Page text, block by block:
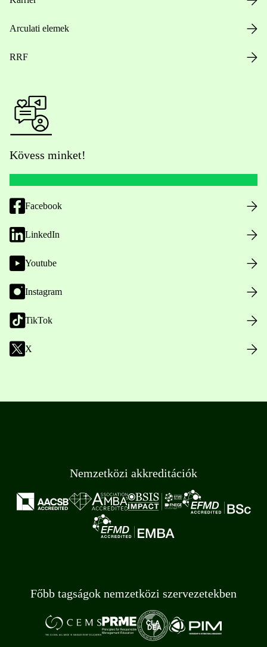
Arculati elemek
RRF
Kövess minket!
Facebook
LinkedIn
Youtube
Instagram
TikTok
X
Nemzetközi akkreditációk
Főbb tagságok nemzetközi szervezetekben